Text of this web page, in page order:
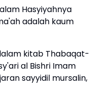
Hasyiyahnya
adalah kaum
kitab Thabaqat-
al Bishri Imam
sayyidil mursalin,